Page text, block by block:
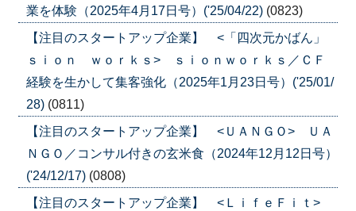
業を体験（2025年4月17日号）('25/04/22) (0823)
【注目のスタートアップ企業】 <「四次元かばん」
ｓｉｏｎ ｗｏｒｋｓ> ｓｉｏｎｗｏｒｋｓ／ＣＦ
経験を生かして集客強化（2025年1月23日号）('25/01/
28) (0811)
【注目のスタートアップ企業】 <ＵＡＮＧＯ> ＵＡ
ＮＧＯ／コンサル付きの玄米食（2024年12月12日号）
('24/12/17) (0808)
【注目のスタートアップ企業】 <ＬｉｆｅＦｉｔ>